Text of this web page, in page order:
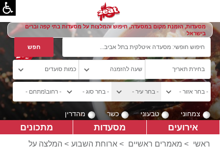
מסעדות, הזמנת מקום במסעדה, חיפוש והמלצות על מסעדות בתי קפה וברים
בישראל
צמחוני טבעוני כשר מהדרין
אירועים מסעדות מתכונים
ראשי > מאמרים ראשיים > ארוחת השבוע > המלצה על